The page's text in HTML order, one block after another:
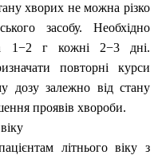
хворих не можна різко
засобу. Необхідно
1−2 г кожні 2−3 дні.
повторні курси
дозу залежно від стану
проявів хвороби.
літнього віку з